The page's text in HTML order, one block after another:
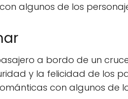
algunos de los
a bordo de un
y la felicidad de los
con algunos de